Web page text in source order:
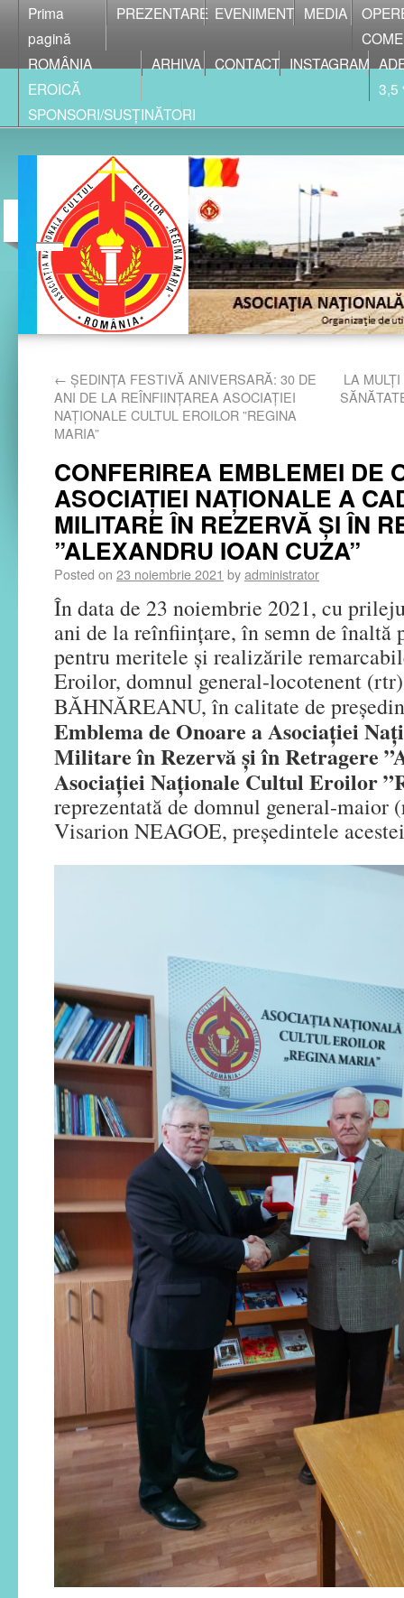
Prima
pagină
PREZENTARE EVENIMENT MEDIA
ROMÂNIA
EROICĂ
ARHIVA CONTACT INSTAGRAM
3,5
SPONSORI/SUSȚINĂTORI
← ȘEDINȚA FESTIVĂ ANIVERSARĂ: 30 DE
ANI DE LA REÎNFIINȚAREA ASOCIAȚIEI
NAȚIONALE CULTUL EROILOR ”REGINA
MARIA”
LA
CONFERIREA EMBLEMEI DE
ASOCIAȚIEI NAȚIONALE A
MILITARE ÎN REZERVĂ ȘI ÎN
”ALEXANDRU IOAN CUZA”
Posted on 23 noiembrie 2021 byadministrator
În data de 23 noiembrie 2021, cu
ani de la reînființare, în semn de înaltă
pentru meritele și realizările
Eroilor, domnul general-locotenent
BĂHNĂREANU, în calitate de
Emblema de Onoare a Asociației
Militare în Rezervă și în Retragere
Asociației Naționale Cultul Eroilor
reprezentată de domnul general-maior
Visarion NEAGOE, președintele